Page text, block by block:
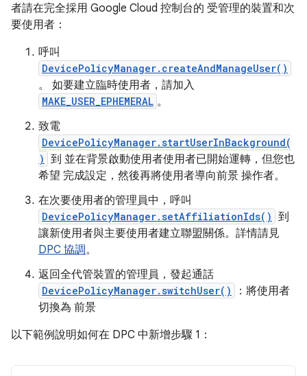
者請在完全採用 Google Cloud 控制台的 受管理的裝置和次
要使用者：
呼叫
DevicePolicyManager.createAndManageUser()
。 如要建立臨時使用者，請加入
MAKE_USER_EPHEMERAL 。
致電
DevicePolicyManager.startUserInBackground(
) 到 並在背景啟動使用者使用者已開始運轉，但您也
希望 完成設定，然後再將使用者導向前景 操作者。
在次要使用者的管理員中，呼叫
DevicePolicyManager.setAffiliationIds() 到
讓新使用者與主要使用者建立聯盟關係。詳情請見
DPC 協調。
返回全代管裝置的管理員，發起通話
DevicePolicyManager.switchUser()
：將使用者
切換為 前景
以下範例說明如何在 DPC 中新增步驟 1：